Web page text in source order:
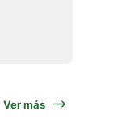
Ver más